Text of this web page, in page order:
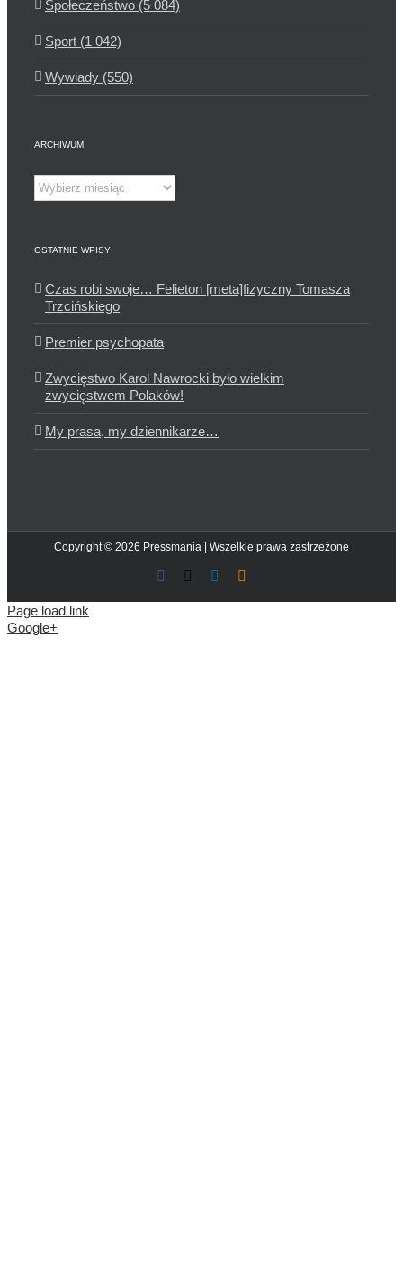
Społeczeństwo (5 084)
Sport (1 042)
Wywiady (550)
ARCHIWUM
Archiwum
OSTATNIE WPISY
Czas robi swoje… Felieton [meta]fizyczny Tomasza
Trzcińskiego
Premier psychopata
Zwycięstwo Karol Nawrocki było wielkim
zwycięstwem Polaków!
My prasa, my dziennikarze…
Copyright © 2026 Pressmania | Wszelkie prawa zastrzeżone
Facebook LinkedIn
Page load link
Google+